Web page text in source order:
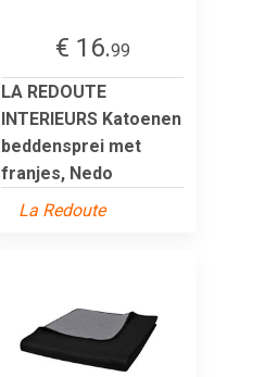
€ 16.99
LA REDOUTE
INTERIEURS Katoenen
beddensprei met
franjes, Nedo
La Redoute